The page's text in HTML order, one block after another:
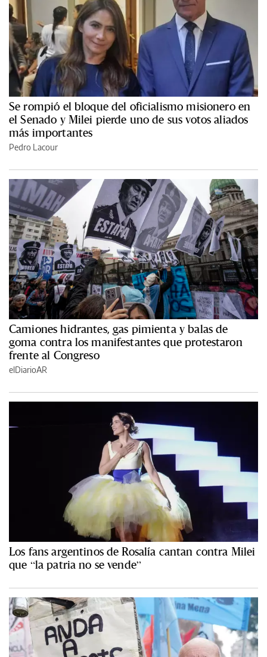
Se rompió el bloque del oficialismo misionero en
el Senado y Milei pierde uno de sus votos aliados
más importantes
Pedro Lacour
Camiones hidrantes, gas pimienta y balas de
goma contra los manifestantes que protestaron
frente al Congreso
elDiarioAR
Los fans argentinos de Rosalía cantan contra Milei
que “la patria no se vende”